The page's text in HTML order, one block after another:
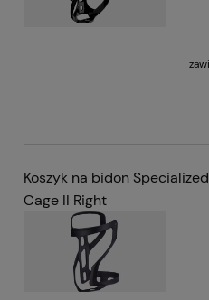
Koszyk na bidon
Cage II Right